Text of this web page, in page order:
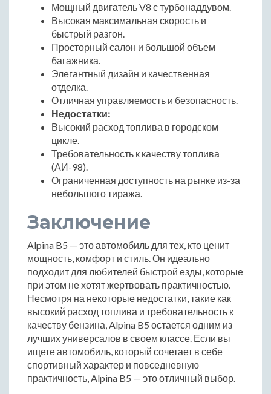
Мощный двигатель V8 с турбонаддувом.
Высокая максимальная скорость и
быстрый разгон.
Просторный салон и большой объем
багажника.
Элегантный дизайн и качественная
отделка.
Отличная управляемость и безопасность.
Недостатки:
Высокий расход топлива в городском
цикле.
Требовательность к качеству топлива
(АИ-98).
Ограниченная доступность на рынке из-за
небольшого тиража.
Заключение
Alpina B5 — это автомобиль для тех, кто ценит
мощность, комфорт и стиль. Он идеально
подходит для любителей быстрой езды, которые
при этом не хотят жертвовать практичностью.
Несмотря на некоторые недостатки, такие как
высокий расход топлива и требовательность к
качеству бензина, Alpina B5 остается одним из
лучших универсалов в своем классе. Если вы
ищете автомобиль, который сочетает в себе
спортивный характер и повседневную
практичность, Alpina B5 — это отличный выбор.